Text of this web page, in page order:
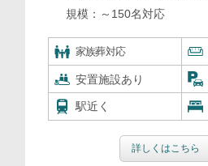
規模： ～150名対応
家族葬対応
安置施設あり
駅近く
詳しくはこちら